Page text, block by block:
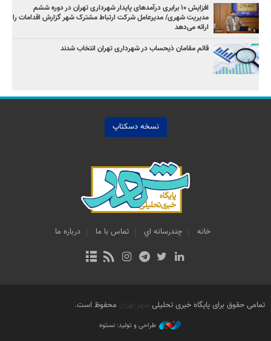
افزایش ۱۰ برابری درآمدهای پایدار شهرداری تهران در دوره ششم
مدیریت شهری/ مدیرعامل شرکت ارتباط مشترک شهر گزارش اقدامات را
ارائه می‌دهد
قائم مقامان ذیحساب در شهرداری تهران انتخاب شدند
نسخه دسکتاپ
خانه چندرسانه اي تماس با ما درباره ما
تمامی حقوق برای پایگاه خبری تحلیلی شهر تهران محفوظ است.
طراحی و تولید: نستوه